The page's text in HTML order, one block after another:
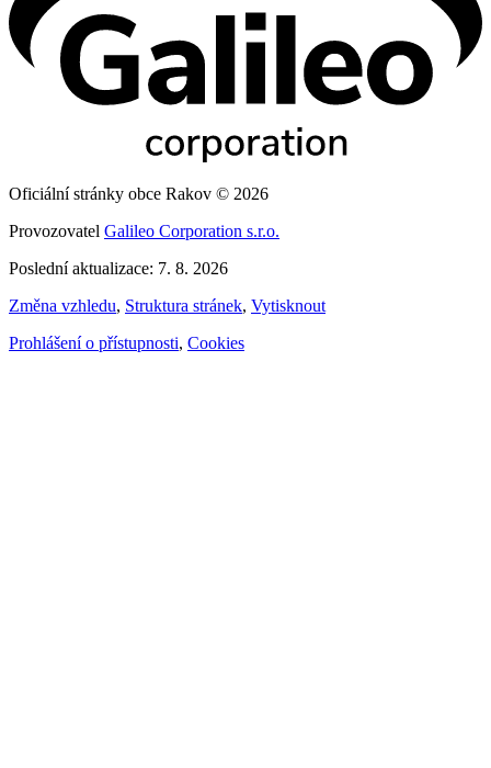
Oficiální stránky obce Rakov © 2026
Provozovatel Galileo Corporation s.r.o.
Poslední aktualizace: 7. 8. 2026
Změna vzhledu, Struktura stránek, Vytisknout
Prohlášení o přístupnosti, Cookies